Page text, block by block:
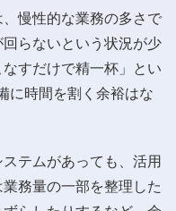
慢性的な業務の多さで
らないという状況が少
すだけで精一杯」とい
に時間を割く余裕はな
テムがあっても、活用
務量の一部を整理した